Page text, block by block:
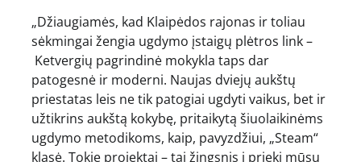
„Džiaugiamės, kad Klaipėdos rajonas ir toliau
sėkmingai žengia ugdymo įstaigų plėtros link –
Ketvergių pagrindinė mokykla taps dar
patogesnė ir moderni. Naujas dviejų aukštų
priestatas leis ne tik patogiai ugdyti vaikus, bet ir
užtikrins aukštą kokybę, pritaikytą šiuolaikinėms
ugdymo metodikoms, kaip, pavyzdžiui, „Steam“
klasė. Tokie projektai – tai žingsnis į priekį mūsų